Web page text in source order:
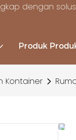
dengan
Produk
Kontainer